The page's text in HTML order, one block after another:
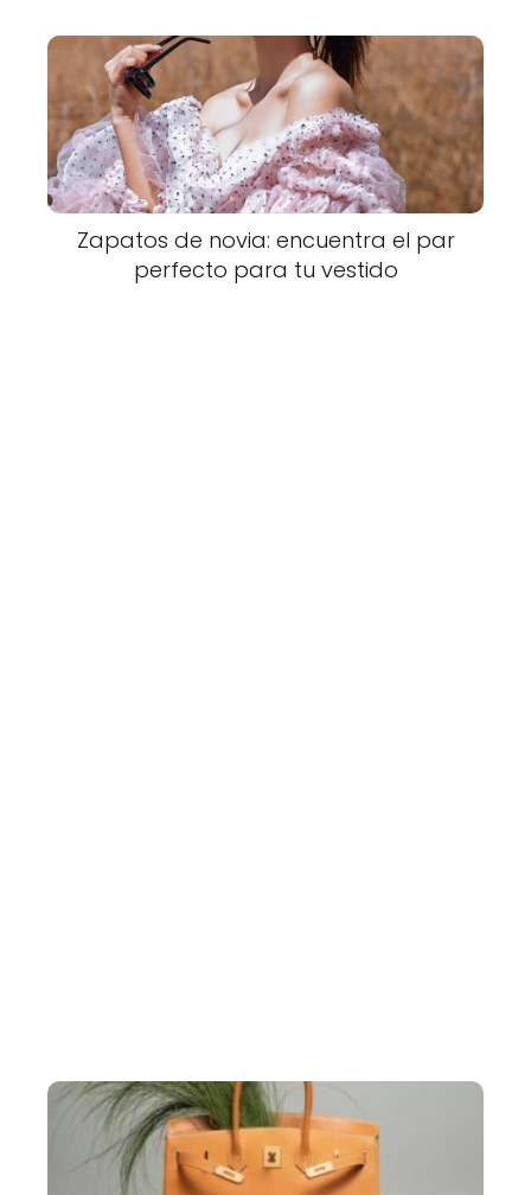
Zapatos de novia: encuentra el par
perfecto para tu vestido